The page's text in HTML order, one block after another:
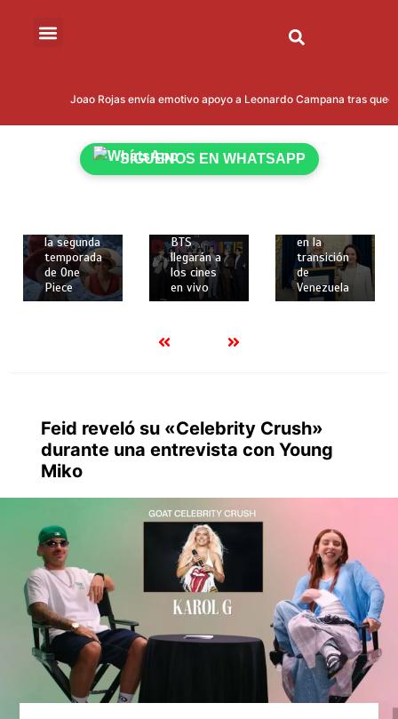
Joao Rojas envía emotivo apoyo a Leonardo Campana tras
SÍGUENOS EN WHATSAPP
2 mins
la segunda
temporada
de One
Piece
febrero de
2026
2 mins
Los dos
primeros
BTS
llegarán a
los cines
en vivo
2026
2 mins
Trump
quiere
involucrar
en la
transición
de
Venezuela
Feid reveló su «Celebrity Crush»
durante una entrevista con Young
Miko